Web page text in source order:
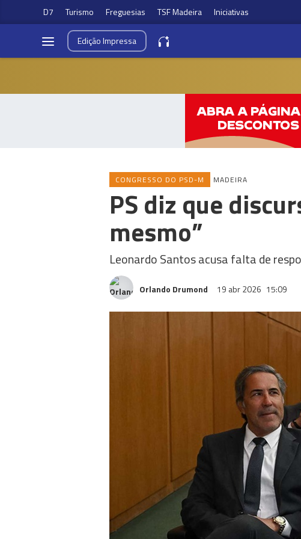
D7 Turismo Freguesias TSF Madeira Iniciativas
EdiçãoImpressa
CONGRESSO DO PSD-M MADEIRA
PS diz que
mesmo”
Leonardo Santos acusa falta de
Orlando Drumond 19 abr 2026 15:09